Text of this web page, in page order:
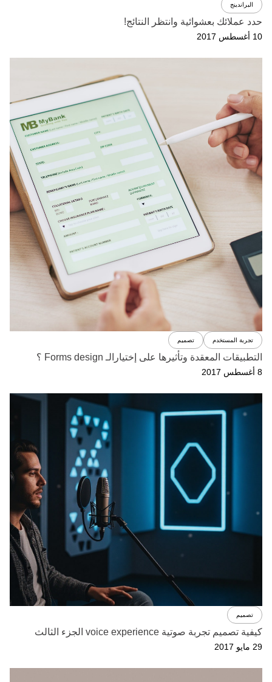
البراندينج
حدد عملائك بعشوائية وانتظر النتائج!
10 أغسطس 2017
تجربة المستخدم تصميم
التطبيقات المعقدة وتأثيرها على إختيارالـ Forms design ؟
8 أغسطس 2017
تصميم
كيفية تصميم تجربة صوتية voice experience الجزء الثالث
29 مايو 2017